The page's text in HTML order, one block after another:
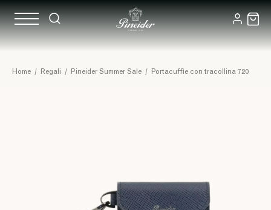
Home / Regali / Pineider Summer Sale / Portacuffie con tracollina 720